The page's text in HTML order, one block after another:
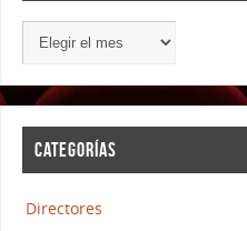
CATEGORÍAS
Directores